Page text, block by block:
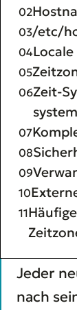
/etc/
Zeit-
Jeder
nach